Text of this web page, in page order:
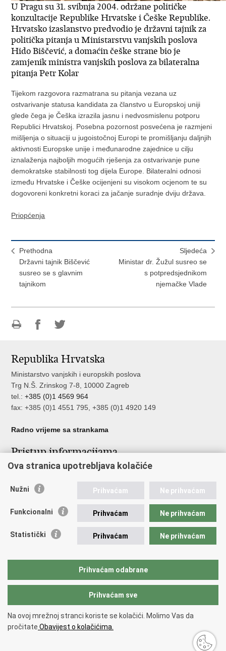
U Pragu su 31. svibnja 2004. održane političke
konzultacije Republike Hrvatske i Češke Republike.
Hrvatsko izaslanstvo predvodio je državni tajnik za
politička pitanja u Ministarstvu vanjskih poslova
Hido Biščević, a domaćin češke strane bio je
zamjenik ministra vanjskih poslova za bilateralna
pitanja Petr Kolar
Tijekom razgovora razmatrana su pitanja vezana uz
ostvarivanje statusa kandidata za članstvo u Europskoj uniji
glede čega je Češka izrazila jasnu i nedvosmislenu potporu
Republici Hrvatskoj. Posebna pozornost posvećena je razmjeni
mišljenja o situaciji u jugoistočnoj Europi te promišljanju daljnjih
aktivnosti Europske unije i međunarodne zajednice u cilju
iznalaženja najboljih mogućih rješenja za ostvarivanje pune
demokratske stabilnosti tog dijela Europe. Bilateralni odnosi
između Hrvatske i Češke ocijenjeni su visokom ocjenom te su
dogovoreni konkretni koraci za jačanje suradnje dviju država.
Priopćenja
Prethodna
Državni tajnik Biščević
susreo se s glavnim
tajnikom
Sljedeća
Ministar dr. Žužul susreo se
s potpredsjednikom
njemačke Vlade
Facebooku
Twitteru
Republika Hrvatska
Ministarstvo vanjskih i europskih poslova
Trg N.Š. Zrinskog 7-8, 10000 Zagreb
tel.:+385 (0)1 4569 964
fax: +385 (0)1 4551 795, +385 (0)1 4920 149
Radno vrijeme sa strankama
Pristup informacijama
Pristup informacijama
Nepravilnosti
Javna nabava u MVEP-u
Nadzor rada i unutarnja revizija službe vanjskih poslova
Copyright © 2026 Ministarstvo vanjskih i europskih poslova.
korištenja.Izjava o pristupačnosti.
Ova stranica upotrebljava kolačiće
Nužni Prihvaćam Ne prihvaćam
Funkcionalni Prihvaćam Ne prihvaćam
Statistički Prihvaćam Ne prihvaćam
Prihvaćam odabrane
Prihvaćam sve
Na ovoj mrežnoj stranci koriste se kolačići. Molimo Vas da
pročitate Obavijest o kolačićima.